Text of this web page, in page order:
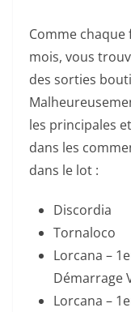
Comme
mois, vous
des sorties
les principales
dans les
dans le lot :
Discordia
Tornaloco
Lorcana –
Démarrage
Lorcana –